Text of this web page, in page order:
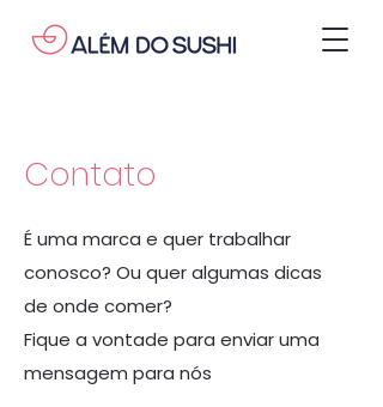
Contato
É uma marca e quer trabalhar
conosco? Ou quer algumas dicas
de onde comer?
Fique a vontade para enviar uma
mensagem para nós